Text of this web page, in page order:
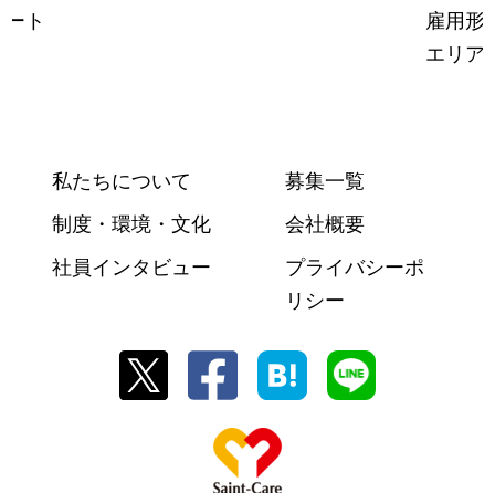
ト
雇用形
エリア
私たちについて
制度・環境・文化
社員インタビュー
募集一覧
会社概要
プライバシーポ
リシー